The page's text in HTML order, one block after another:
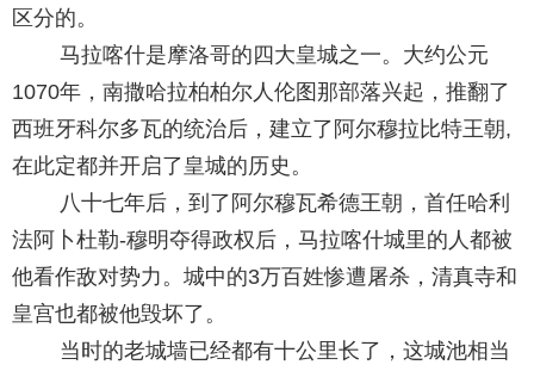
区分的。
马拉喀什是摩洛哥的四大皇城之一。大约公元
1070年，南撒哈拉柏柏尔人伦图那部落兴起，推翻了
西班牙科尔多瓦的统治后，建立了阿尔穆拉比特王朝,
在此定都并开启了皇城的历史。
八十七年后，到了阿尔穆瓦希德王朝，首任哈利
法阿卜杜勒-穆明夺得政权后，马拉喀什城里的人都被
他看作敌对势力。城中的3万百姓惨遭屠杀，清真寺和
皇宫也都被他毁坏了。
当时的老城墙已经都有十公里长了，这城池相当